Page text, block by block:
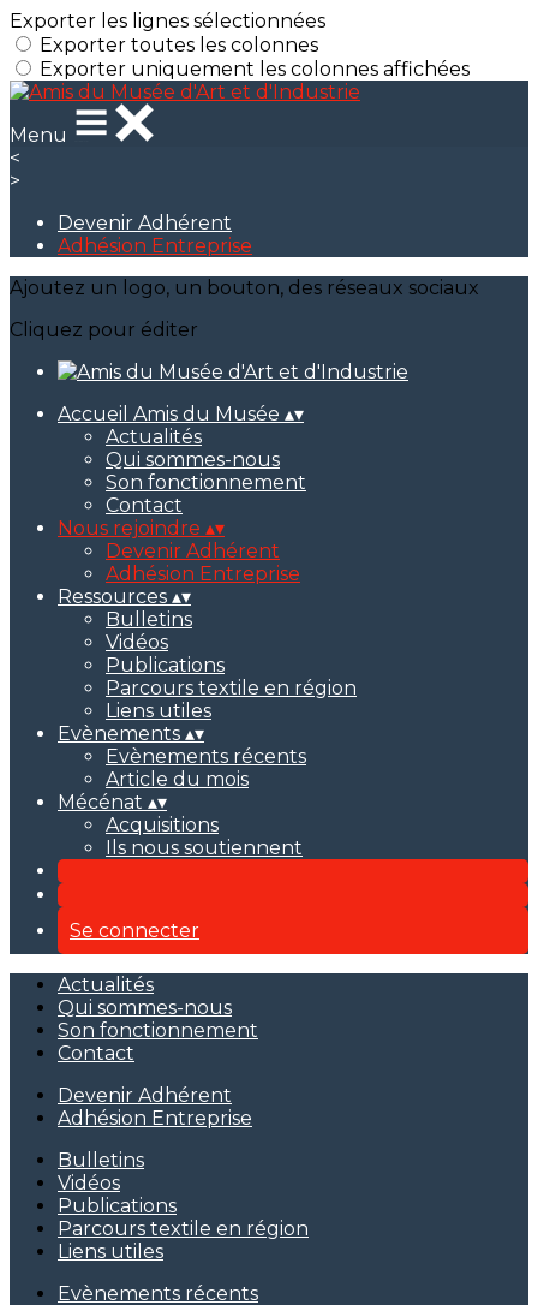
Exporter les lignes sélectionnées
Exporter toutes les colonnes
Exporter uniquement les colonnes affichées
Menu
<
>
Devenir Adhérent
Adhésion Entreprise
Ajoutez un logo, un bouton, des réseaux sociaux
Cliquez pour éditer
Accueil Amis du Musée ▴▾
Actualités
Qui sommes-nous
Son fonctionnement
Contact
Nous rejoindre ▴▾
Devenir Adhérent
Adhésion Entreprise
Ressources ▴▾
Bulletins
Vidéos
Publications
Parcours textile en région
Liens utiles
Evènements ▴▾
Evènements récents
Article du mois
Mécénat ▴▾
Acquisitions
Ils nous soutiennent
Se connecter
Actualités
Qui sommes-nous
Son fonctionnement
Contact
Devenir Adhérent
Adhésion Entreprise
Bulletins
Vidéos
Publications
Parcours textile en région
Liens utiles
Evènements récents